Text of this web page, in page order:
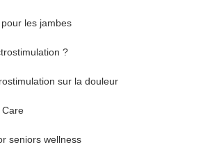
les jambes
?
sur la douleur
Care
seniors wellness